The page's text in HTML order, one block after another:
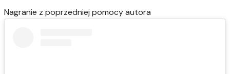
Nagranie z poprzedniej pomocy autora